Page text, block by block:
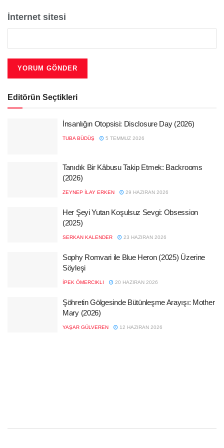
İnternet sitesi
Editörün Seçtikleri
İnsanlığın Otopsisi: Disclosure Day (2026)
TUBA BÜDÜŞ 5 TEMMUZ 2026
Tanıdık Bir Kâbusu Takip Etmek: Backrooms
(2026)
ZEYNEP İLAY ERKEN 29 HAZIRAN 2026
Her Şeyi Yutan Koşulsuz Sevgi: Obsession
(2025)
SERKAN KALENDER 23 HAZIRAN 2026
Sophy Romvari ile Blue Heron (2025) Üzerine
Söyleşi
İPEK ÖMERCIKLI 20 HAZIRAN 2026
Şöhretin Gölgesinde Bütünleşme Arayışı: Mother
Mary (2026)
YAŞAR GÜLVEREN 12 HAZIRAN 2026